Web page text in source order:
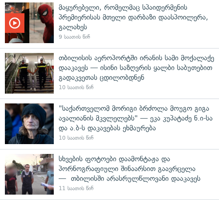
მაყურებელი, რომელმაც სპაიდერმენის
პრემიერისას მთელი დარბაზი დაასპოილერა,
გალახეს
9 საათის წინ
თბილისის აეროპორტში ირანის სამი მოქალაქე
დააკავეს — ისინი საზღვრის ყალბი საბუთებით
გადაკვეთას ცდილობდნენ
10 საათის წინ
"საქართველომ მორიგი ბრძოლა მოუგო გიგა
ავალიანის მკვლელებს" — ეკა კუპატაძე ნ.ი-სა
და ა.ბ-ს დაკავებას ეხმაურება
10 საათის წინ
სხვების ფოტოები დაამონტაჟა და
პორნოგრაფიული შინაარსით გაავრცელა
— თბილისში არასრულწლოვანი დააკავეს
11 საათის წინ